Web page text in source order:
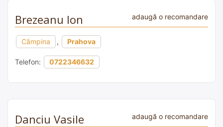
Brezeanu Ion adaugă o recomandare
Câmpina , Prahova
Telefon: 0722346632
Danciu Vasile adaugă o recomandare